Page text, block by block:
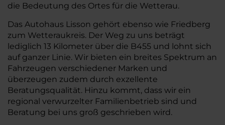
die Bedeutung des Ortes für die Wetterau.
Das Autohaus Lisson gehört ebenso wie Friedberg
zum Wetteraukreis. Der Weg zu uns beträgt
lediglich 13 Kilometer über die B455 und lohnt sich
auf ganzer Linie. Wir bieten ein breites Spektrum an
Fahrzeugen verschiedener Marken und
überzeugen zudem durch exzellente
Beratungsqualität. Hinzu kommt, dass wir ein
regional verwurzelter Familienbetrieb sind und
Beratung bei uns groß geschrieben wird.